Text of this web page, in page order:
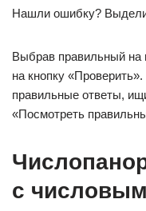
Нашли ошибку?
Выбрав правильный на
на кнопку
правильные ответы,
«Посмотреть
с